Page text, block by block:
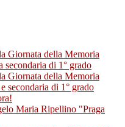
Giornata della Memoria
secondaria di 1° grado
Giornata della Memoria
secondaria di 1° grado
Maria Ripellino "Praga